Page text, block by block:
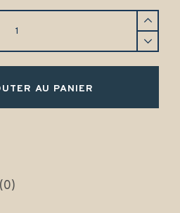
AU PANIER